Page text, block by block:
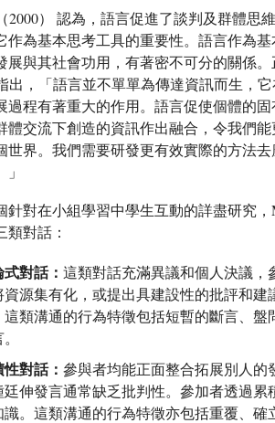
2000） 認為，語言促進了談判及群體思
作為基本思考工具的重要性。語言作為
展與其社會功用，有著密不可分的關係。
出，「語言並不單單為傳達資訊而生，
過程有著重大的作用。語言促使個體的
體交流下創造的資訊作出融合，令我們
世界。我們需要研發更有效實際的方法
針對在小組學習中學生互動的詳盡研究，
類對話：
對話： 這類對話充滿異議和個人決議，
資源集有化，或提出具建設性的批評和建
這類溝通的行為特徵包括短暫的斷言、盤
對話： 參與者均能正面整合拓展別人的
廷伸發言通常缺乏批判性。參加者透過累
識。這類溝通的行為特徵亦包括重覆、確